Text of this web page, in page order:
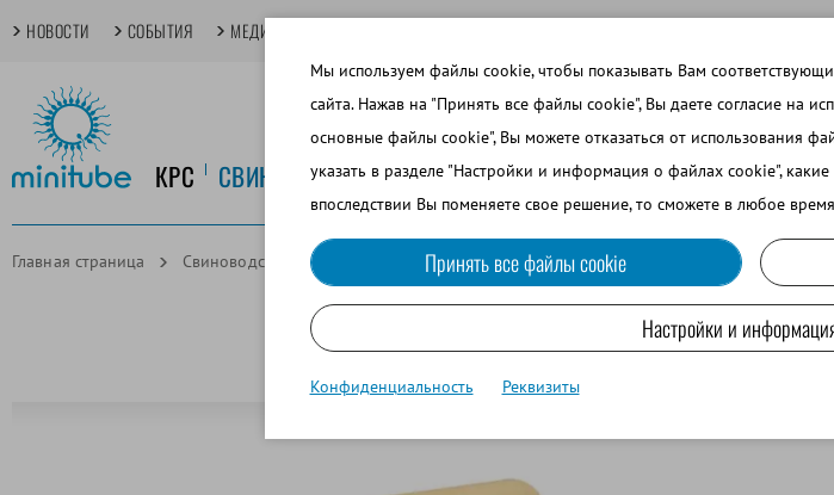
НОВОСТИ СОБЫТИЯ МЕДИАТЕКА
КРС СВИНОВОДСТВО КОНЕВОДСТВО СОБАКОВОДСТВО МРС
Главная страница Свиноводство Сбор спермы BoarMatic, система для сбора спермы хряка 9'',
Мы используем файлы cookie, чтобы показывать Вам
сайта. Нажав на "Принять все файлы cookie", Вы даете согласие на
основные файлы cookie", Вы можете отказаться от использования
указать в разделе "Настройки и информация о файлах cookie",
впоследствии Вы поменяете свое решение, то сможете в любое
Принять все файлы cookie
Настройки и
Конфиденциальность Реквизиты